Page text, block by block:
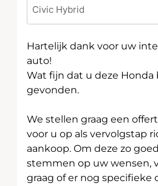
Hartelijk dank voor uw
auto!
Wat fijn dat u deze Honda
gevonden.
We stellen graag een
voor u op als vervolgstap
aankoop. Om deze zo
stemmen op uw wensen,
graag of er nog specifieke